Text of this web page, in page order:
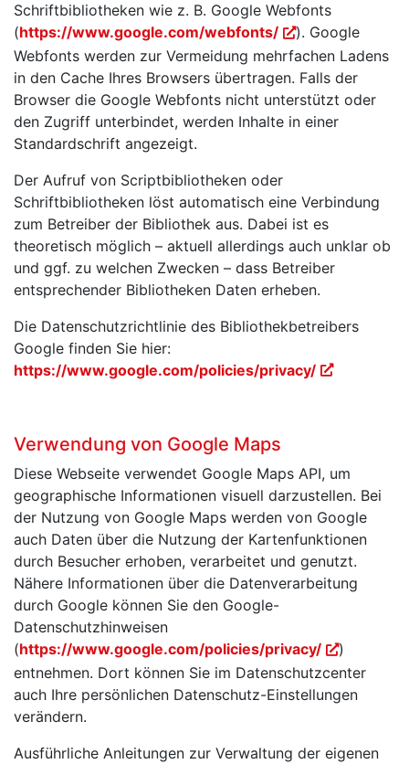
Schriftbibliotheken wie z. B. Google Webfonts
(https://www.google.com/webfonts/
). Google
Webfonts werden zur Vermeidung mehrfachen Ladens
in den Cache Ihres Browsers übertragen. Falls der
Browser die Google Webfonts nicht unterstützt oder
den Zugriff unterbindet, werden Inhalte in einer
Standardschrift angezeigt.
Der Aufruf von Scriptbibliotheken oder
Schriftbibliotheken löst automatisch eine Verbindung
zum Betreiber der Bibliothek aus. Dabei ist es
theoretisch möglich – aktuell allerdings auch unklar ob
und ggf. zu welchen Zwecken – dass Betreiber
entsprechender Bibliotheken Daten erheben.
Die Datenschutzrichtlinie des Bibliothekbetreibers
Google finden Sie hier:
https://www.google.com/policies/privacy/
Verwendung von Google Maps
Diese Webseite verwendet Google Maps API, um
geographische Informationen visuell darzustellen. Bei
der Nutzung von Google Maps werden von Google
auch Daten über die Nutzung der Kartenfunktionen
durch Besucher erhoben, verarbeitet und genutzt.
Nähere Informationen über die Datenverarbeitung
durch Google können Sie den Google-
Datenschutzhinweisen
(https://www.google.com/policies/privacy/
)
entnehmen. Dort können Sie im Datenschutzcenter
auch Ihre persönlichen Datenschutz-Einstellungen
verändern.
Ausführliche Anleitungen zur Verwaltung der eigenen